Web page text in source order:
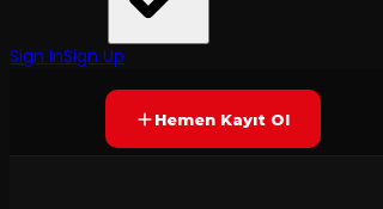
Sign InSign UpYAKINDA
Hemen Kayıt Ol